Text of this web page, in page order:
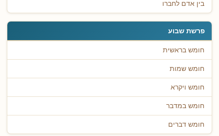
בין אדם לחברו
פרשת שבוע
חומש בראשית
חומש שמות
חומש ויקרא
חומש במדבר
חומש דברים